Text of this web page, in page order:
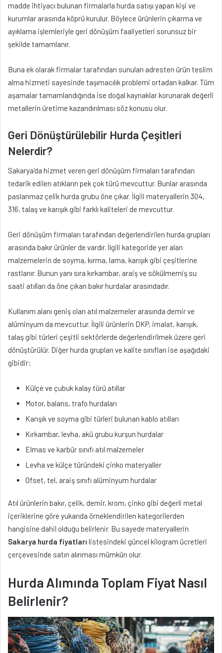
madde ihtiyacı bulunan firmalarla hurda satışı yapan kişi ve
kurumlar arasında köprü kurulur. Böylece ürünlerin çıkarma ve
ayıklama işlemleriyle geri dönüşüm faaliyetleri sorunsuz bir
şekilde tamamlanır.
Buna ek olarak firmalar tarafından sunulan adresten ürün teslim
alma hizmeti sayesinde taşımacılık problemi ortadan kalkar. Tüm
aşamalar tamamlandığında ise doğal kaynaklar korunarak değerli
metallerin üretime kazandırılması söz konusu olur.
Geri Dönüştürülebilir Hurda Çeşitleri
Nelerdir?
Sakarya’da hizmet veren geri dönüşüm firmaları tarafından
tedarik edilen atıkların pek çok türü mevcuttur. Bunlar arasında
paslanmaz çelik hurda grubu öne çıkar. İlgili materyallerin 304,
316, talaş ve karışık gibi farklı kaliteleri de mevcuttur.
Geri dönüşüm firmaları tarafından değerlendirilen hurda grupları
arasında bakır ürünler de vardır. İlgili kategoride yer alan
malzemelerin de soyma, kırma, lama, karışık gibi çeşitlerine
rastlanır. Bunun yanı sıra kırkambar, araiş ve sökülmemiş su
saati atılları da öne çıkan bakır hurdalar arasındadır.
Kullanım alanı geniş olan atıl malzemeler arasında demir ve
alüminyum da mevcuttur. İlgili ürünlerin DKP, imalat, karışık,
talaş gibi türleri çeşitli sektörlerde değerlendirilmek üzere geri
dönüştürülür. Diğer hurda grupları ve kalite sınıfları ise aşağıdaki
gibidir:
Külçe ve çubuk kalay türü atıllar
Motor, balans, trafo hurdaları
Karışık ve soyma gibi türleri bulunan kablo atılları
Kırkambar, levha, akü grubu kurşun hurdalar
Elmas ve karbür sınıfı atıl malzemeler
Levha ve külçe türündeki çinko materyaller
Ofset, tel, araiş sınıfı alüminyum hurdalar
Atıl ürünlerin bakır, çelik, demir, krom, çinko gibi değerli metal
içeriklerine göre yukarıda örneklendirilen kategorilerden
hangisine dahil olduğu belirlenir. Bu sayede materyallerin
Sakarya hurda fiyatları listesindeki güncel kilogram ücretleri
çerçevesinde satın alınması mümkün olur.
Hurda Alımında Toplam Fiyat Nasıl
Belirlenir?